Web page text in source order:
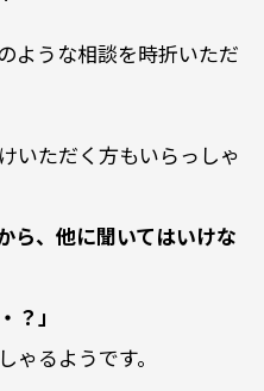
ような相談を時折いただ
いただく方もいらっしゃ
ら、他に聞いてはいけな
？」
ゃるようです。